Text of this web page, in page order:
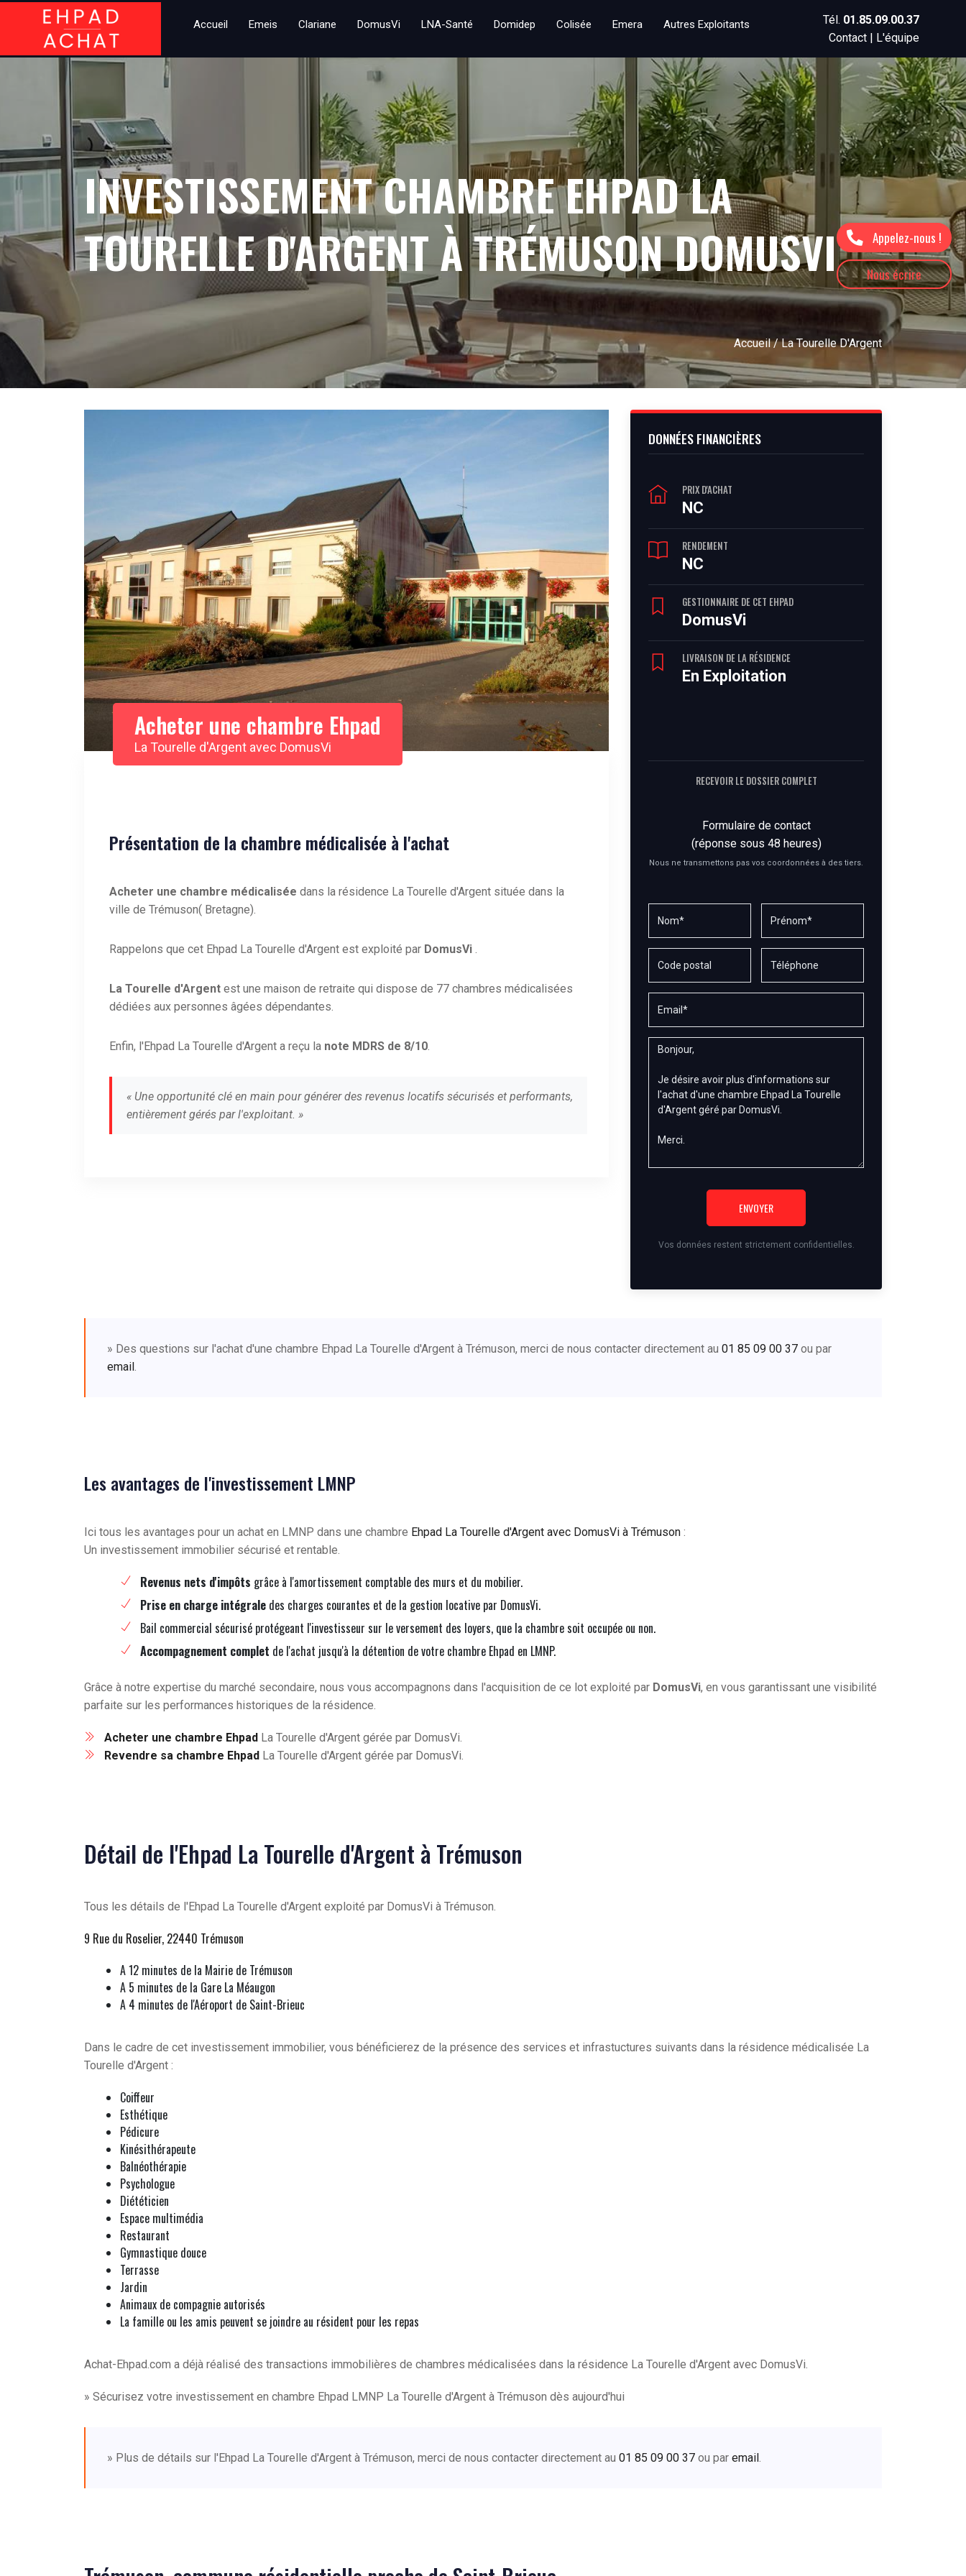
Appelez-nous !
Nous écrire
Accueil Emeis Clariane DomusVi LNA-Santé Domidep Colisée Emera Autres Exploitants Tél. 01.85.09.00.37
Contact | L'équipe
INVESTISSEMENT CHAMBRE EHPAD LA
TOURELLE D'ARGENT À TRÉMUSON DOMUSVI
Accueil/ La Tourelle D'Argent
Acheter une chambre Ehpad
La Tourelle d'Argent avec DomusVi
Présentation de la chambre médicalisée à l'achat
Acheter une chambre médicalisée dans la résidence La Tourelle d'Argent située dans la
ville de Trémuson( Bretagne).
Rappelons que cet Ehpad La Tourelle d'Argent est exploité par DomusVi .
La Tourelle d'Argent est une maison de retraite qui dispose de 77 chambres médicalisées
dédiées aux personnes âgées dépendantes.
Enfin, l'Ehpad La Tourelle d'Argent a reçu la note MDRS de 8/10.
« Une opportunité clé en main pour générer des revenus locatifs sécurisés et performants,
entièrement gérés par l'exploitant. »
DONNÉES FINANCIÈRES
PRIX D'ACHAT
NC
RENDEMENT
NC
GESTIONNAIRE DE CET EHPAD
DomusVi
LIVRAISON DE LA RÉSIDENCE
En Exploitation
RECEVOIR LE DOSSIER COMPLET
Formulaire de contact
(réponse sous 48 heures)
Nous ne transmettons pas vos coordonnées à des tiers.
ENVOYER
Vos données restent strictement confidentielles.
» Des questions sur l'achat d'une chambre Ehpad La Tourelle d'Argent à Trémuson, merci de nous contacter directement au 01 85 09 00 37 ou par
email.
Les avantages de l'investissement LMNP
Ici tous les avantages pour un achat en LMNP dans une chambre Ehpad La Tourelle d'Argent avec DomusVi à Trémuson :
Un investissement immobilier sécurisé et rentable.
Revenus nets d'impôts grâce à l'amortissement comptable des murs et du mobilier.
Prise en charge intégrale des charges courantes et de la gestion locative par DomusVi.
Bail commercial sécurisé protégeant l'investisseur sur le versement des loyers, que la chambre soit occupée ou non.
Accompagnement complet de l'achat jusqu'à la détention de votre chambre Ehpad en LMNP.
Grâce à notre expertise du marché secondaire, nous vous accompagnons dans l'acquisition de ce lot exploité par DomusVi, en vous garantissant une visibilité
parfaite sur les performances historiques de la résidence.
Acheter une chambre Ehpad La Tourelle d'Argent gérée par DomusVi.
Revendre sa chambre Ehpad La Tourelle d'Argent gérée par DomusVi.
Détail de l'Ehpad La Tourelle d'Argent à Trémuson
Tous les détails de l'Ehpad La Tourelle d'Argent exploité par DomusVi à Trémuson.
9 Rue du Roselier, 22440 Trémuson
A 12 minutes de la Mairie de Trémuson
A 5 minutes de la Gare La Méaugon
A 4 minutes de l'Aéroport de Saint-Brieuc
Dans le cadre de cet investissement immobilier, vous bénéficierez de la présence des services et infrastuctures suivants dans la résidence médicalisée La
Tourelle d'Argent :
Coiffeur
Esthétique
Pédicure
Kinésithérapeute
Balnéothérapie
Psychologue
Diététicien
Espace multimédia
Restaurant
Gymnastique douce
Terrasse
Jardin
Animaux de compagnie autorisés
La famille ou les amis peuvent se joindre au résident pour les repas
Achat-Ehpad.com a déjà réalisé des transactions immobilières de chambres médicalisées dans la résidence La Tourelle d'Argent avec DomusVi.
» Sécurisez votre investissement en chambre Ehpad LMNP La Tourelle d'Argent à Trémuson dès aujourd'hui
» Plus de détails sur l'Ehpad La Tourelle d'Argent à Trémuson, merci de nous contacter directement au 01 85 09 00 37 ou par email.